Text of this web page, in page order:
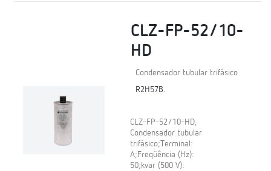
CLZ-FP-52/10-
HD
Condensador tubular trifásico
R2H57B.
CLZ-FP-52/10-HD,
Condensador tubular
trifásico;Terminal:
A;Freqüência (Hz):
50;kvar (500 V):